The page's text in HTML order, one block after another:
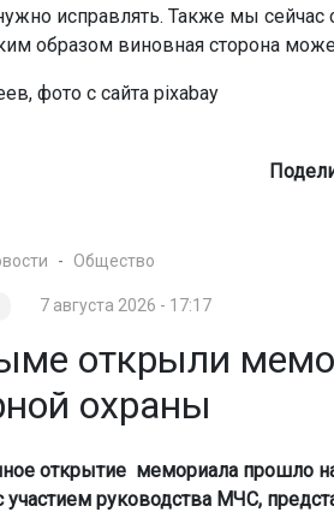
исправлять. Также мы сейчас
образом виновная сторона
фото с сайта pixabay
Общество
7 августа 2026 - 17:17
открыли
охраны
открытие мемориала прошло
участием руководства МЧС,